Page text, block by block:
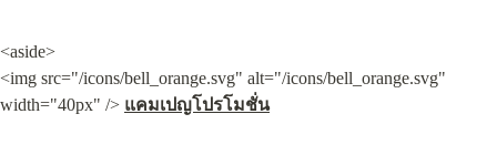
<aside>
<img src="/icons/bell_orange.svg" alt="/icons/bell_orange.svg"
width="40px" /> แคมเปญโปรโมชั่น